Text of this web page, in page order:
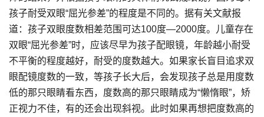
孩子耐受双眼“屈光参差”的程度是不同的。据有关文献报
道：孩子双眼度数相差范围可达100度—2000度。儿童存在
双眼“屈光参差”时，应该尽早为孩子配眼镜，年龄越小耐受
不平衡的程度越好，耐受的度数越大。如果家长盲目追求双
眼配镜度数的一致，等孩子长大后，会发现孩子总是用度数
低的那只眼睛看东西，度数高的那只眼睛成为“懒惰眼”，矫
正视力不佳，有的还会出现斜视。此时如果再想把度数高的